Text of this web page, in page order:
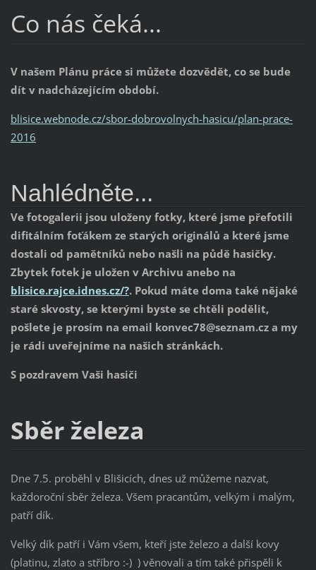
Co nás čeká...
V našem Plánu práce si můžete dozvědět, co se bude
dít v nadcházejícím období.
blisice.webnode.cz/sbor-dobrovolnych-hasicu/plan-prace-
2016
Nahlédněte...
Ve fotogalerii jsou uloženy fotky, které jsme přefotili
difitálním foťákem ze starých originálů a které jsme
dostali od pamětníků nebo našli na půdě hasičky.
Zbytek fotek je uložen v Archivu anebo na
blisice.rajce.idnes.cz/?. Pokud máte doma také nějaké
staré skvosty, se kterými byste se chtěli podělit,
pošlete je prosím na email konvec78@seznam.cz a my
je rádi uveřejníme na našich stránkách.
S pozdravem Vaši hasiči
Sběr železa
Dne 7.5. proběhl v Blišicích, dnes už můžeme nazvat,
každoroční sběr železa. Všem pracantům, velkým i malým,
patří dík.
Velký dík patří i Vám všem, kteří jste železo a další kovy
(platinu, zlato a stříbro :-) ) věnovali a tím také přispěli k